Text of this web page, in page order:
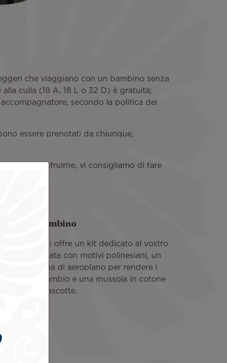
che viaggiano con un bambino senza
culla (18 A, 18 L o 32 D) è gratuita;
secondo la politica dei
essere prenotati da chiunque,
usufruirne, vi consigliamo di fare
del bambino
Tahiti Nui offre un kit dedicato al vostro
tote decorata con motivi polinesiani, un
a forma di aeroplano per rendere i
di ricambio e una mussola in cotone
mascotte.